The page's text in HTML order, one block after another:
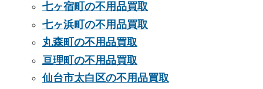
七ヶ宿町の不用品買取
七ヶ浜町の不用品買取
丸森町の不用品買取
亘理町の不用品買取
仙台市太白区の不用品買取